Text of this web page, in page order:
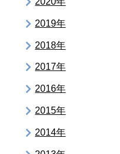
2019年
2018年
2017年
2016年
2015年
2014年